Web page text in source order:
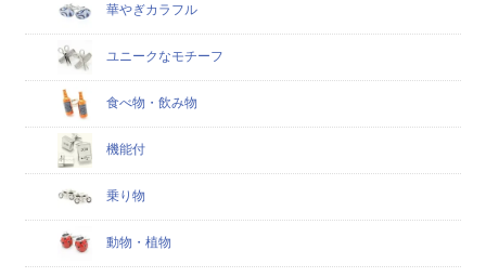
華やぎカラフル
ユニークなモチーフ
食べ物・飲み物
機能付
乗り物
動物・植物